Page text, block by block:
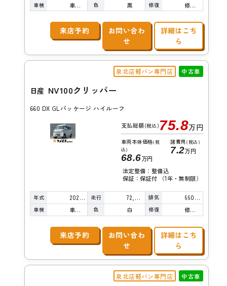
車検 車検整備付 色 黒 修復 修復歴無し
来店予約
お問い合わ
せ
詳細はこち
ら
泉北店軽バン専門店 中古車
日産 NV100クリッパー
660 DX GLパッケージ ハイルーフ
支払総額(税込) 75.8万円
車両本体価格(税
込)
68.6万円
諸費用 (税込)
7.2万円
法定整備：整備込
保証：保証付 （1年・無制限）
年式 2022年 走行 72,000km 排気 660cc
車検 車検整備付 色 白 修復 修復歴無し
来店予約
お問い合わ
せ
詳細はこち
ら
泉北店軽バン専門店 中古車